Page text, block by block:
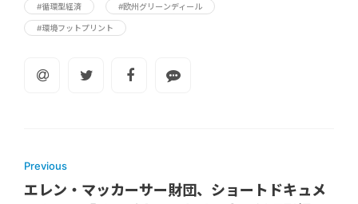
#循環型経済 #欧州グリーンディール
#環境フットプリント
Previous
エレン・マッカーサー財団、ショートドキュメ